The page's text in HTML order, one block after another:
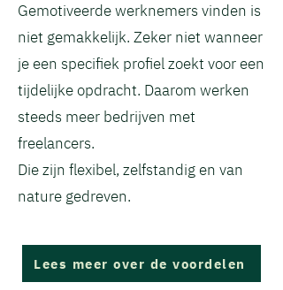
Gemotiveerde werknemers vinden is
niet gemakkelijk. Zeker niet wanneer
je een specifiek profiel zoekt voor een
tijdelijke opdracht. Daarom werken
steeds meer bedrijven met
freelancers.
Die zijn flexibel, zelfstandig en van
nature gedreven.
Lees meer over de voordelen